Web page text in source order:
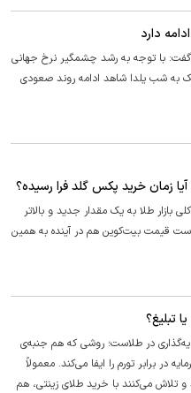
دارد
با توجه به رشد چشمگیر نرخ جهانی
به شب یلدا شاهد ادامه روند صعودی
بازار طلا به یک مقدار جدید و بالاتر
قیمت بیت‌کوین هم در آینده به همین
تبلیغ؟
در طلاست؛ روشی که هم جنبه‌ی
در برابر تورم را ایفا می‌کند. معمولاً
تلاش می‌کنند با خرید طلای زینتی، هم